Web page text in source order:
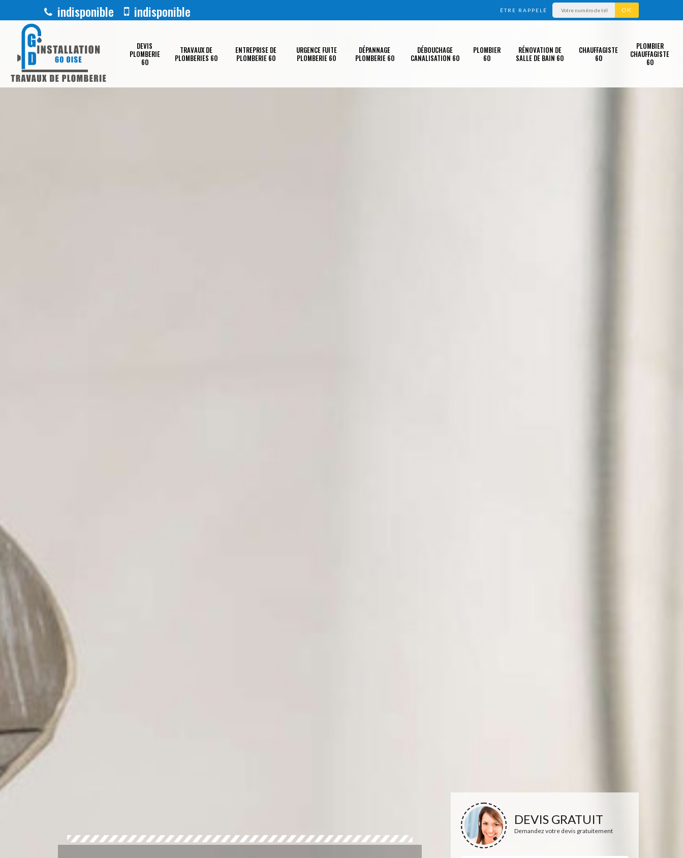
indisponible indisponible ÊTRE RAPPELÉ
DEVIS
PLOMBERIE
60
TRAVAUX DE
PLOMBERIES 60
ENTREPRISE DE
PLOMBERIE 60
URGENCE FUITE
PLOMBERIE 60
DÉPANNAGE
PLOMBERIE 60
DÉBOUCHAGE
CANALISATION 60
PLOMBIER
60
RÉNOVATION DE
SALLE DE BAIN 60
CHAUFFAGISTE
60
PLOMBIER
CHAUFFAGISTE
60
DEVIS GRATUIT
Demandez votre devis gratuitement